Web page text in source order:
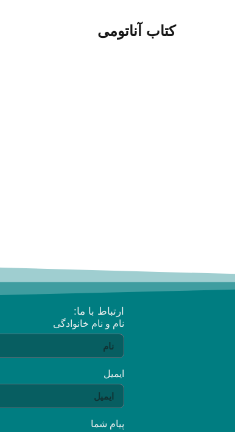
کتاب آناتومی
ارتباط با ما:
نام و نام خانوادگی
ایمیل
پیام شما